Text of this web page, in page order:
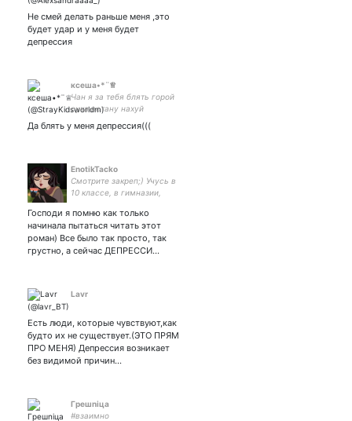
Не смей делать раньше меня ,это
будет удар и у меня будет
депрессия
ксеша•*¨♕︎
Чан я за тебя блять горой
сука встану нахуй
Да блять у меня депрессия(((
EnotikTacko
Смотрите закреп;) Учусь в
10 классе, в гимназии,
стараюсь не быть
трудягой аки робот Удачи
всем, кто в такой же
ситуации. Мы будем жить!
Господи я помню как только
начинала пытаться читать этот
роман) Все было так просто, так
грустно, а сейчас ДЕПРЕССИ…
Lavr
Есть люди, которые чувствуют,как
будто их не существует.(ЭТО ПРЯМ
ПРО МЕНЯ) Депрессия возникает
без видимой причин…
Гpeшniцa
#взаимно